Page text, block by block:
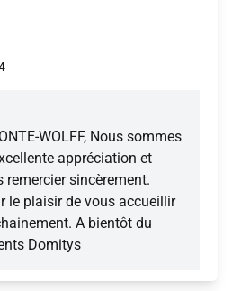
WOLFF, Nous sommes
appréciation et
sincèrement.
le plaisir de vous accueillir
A bientôt du
Domitys